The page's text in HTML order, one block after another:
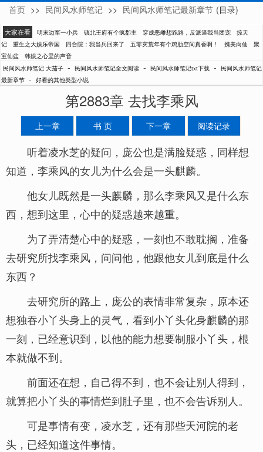
大茄子
首页 >> 民间风水师笔记 >> 民间风水师笔记最新章节 (目录)
大家在看 明末边军一小兵 镇北王府有个疯郡主 穿成恶雌想跑路，反派逼我当团宠
掠天
记
重生之大娱乐帝国 四合院：我当兵回来了 五零灾荒年有个鸡肋空间真香啊！ 携美向仙
聚
宝仙盆
韩娱之心里的声音
民间风水师笔记 大茄子 - 民间风水师笔记全文阅读 - 民间风水师笔记txt下载 - 民间风水师笔记
最新章节 - 好看的其他类型小说
第2883章 去找李乘风
上一章 书 页 下一章 阅读记录
听着凌水芝的疑问，庞公也是满脸疑惑，同样想
知道，李乘风的女儿为什么会是一头麒麟。
他女儿既然是一头麒麟，那么李乘风又是什么东
西，想到这里，心中的疑惑越来越重。
为了弄清楚心中的疑惑，一刻也不敢耽搁，准备
去研究所找李乘风，问问他，他跟他女儿到底是什么
东西？
去研究所的路上，庞公的表情非常复杂，原本还
想独吞小丫头身上的灵气，看到小丫头化身麒麟的那
一刻，已经意识到，以他的能力想要制服小丫头，根
本就做不到。
前面还在想，自己得不到，也不会让别人得到，
就算把小丫头的事情烂到肚子里，也不会告诉别人。
可是事情有变，凌水芝，还有那些天河院的老
头，已经知道这件事情。